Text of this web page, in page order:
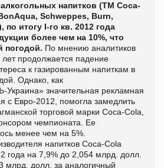
напитков (ТМ Coca-
Schweppes, Burn,
итогу I-го кв. 2012 года
более чем на 10%, что
погодой. По мнению аналитиков
лет продолжается падение
к газированным напиткам в
Однако, как
Украина» значительная рекламная
с Евро-2012, помогла замедлить
торговой марки Coca-Cola,
чемпионата. Ее
менее чем на 5%.
напитков Coca-Cola
года на 7,9% до 2,054 млрд. долл.
млрд. долл. за аналогичный